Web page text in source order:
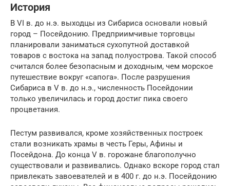
История
В VI в. до н.э. выходцы из Сибариса основали новый
город – Посейдонию. Предприимчивые торговцы
планировали заниматься сухопутной доставкой
товаров с востока на запад полуострова. Такой способ
считался более безопасным и доходным, чем морское
путешествие вокруг «сапога». После разрушения
Сибариса в V в. до н.э., численность Посейдонии
только увеличилась и город достиг пика своего
процветания.
Пестум развивался, кроме хозяйственных построек
стали возникать храмы в честь Геры, Афины и
Посейдона. До конца V в. горожане благополучно
существовали и развивались. Однако вскоре город стал
привлекать завоевателей и в 400 г. до н.э. Посейдонию